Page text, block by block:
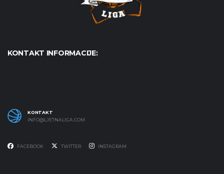
KONTAKT INFORMACIJE:
KONTAKT
INFO@LJETNALIGA.COM
FACEBOOK TWITTER INSTAGRAM